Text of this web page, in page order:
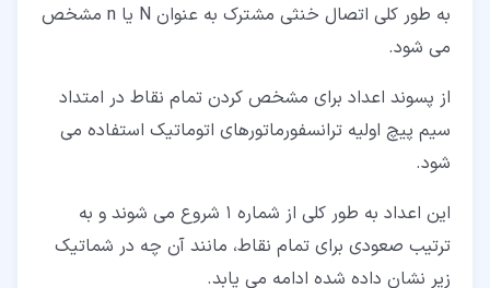
به طور کلی اتصال خنثی مشترک به عنوان N یا n مشخص
می شود.
از پسوند اعداد برای مشخص کردن تمام نقاط در امتداد
سیم پیچ اولیه ترانسفورماتورهای اتوماتیک استفاده می
شود.
این اعداد به طور کلی از شماره 1 شروع می شوند و به
ترتیب صعودی برای تمام نقاط، مانند آن چه در شماتیک
زیر نشان داده شده ادامه می یابد.